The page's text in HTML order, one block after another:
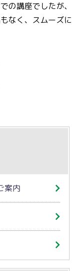
の講座でしたが、
なく、スムーズに
案内